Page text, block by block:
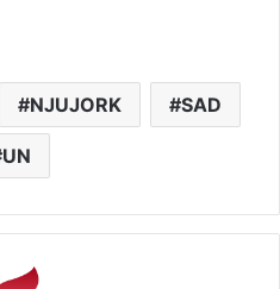
NJUJORK SAD
UN